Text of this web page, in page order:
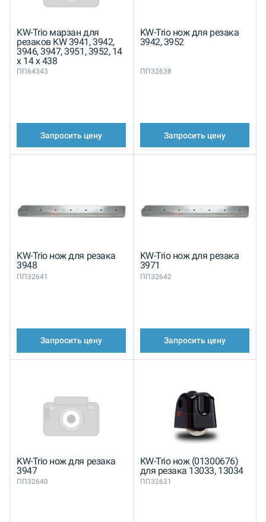
KW-Trio марзан для
резаков KW 3941, 3942,
3946, 3947, 3951, 3952, 14
x 14 x 438
ПП64343
Запросить цену
KW-Trio нож для резака
3942, 3952
ПП32638
Запросить цену
KW-Trio нож для резака
3948
ПП32641
Запросить цену
KW-Trio нож для резака
3971
ПП32642
Запросить цену
KW-Trio нож для резака
3947
ПП32640
KW-Trio нож (01300676)
для резака 13033, 13034
ПП32631